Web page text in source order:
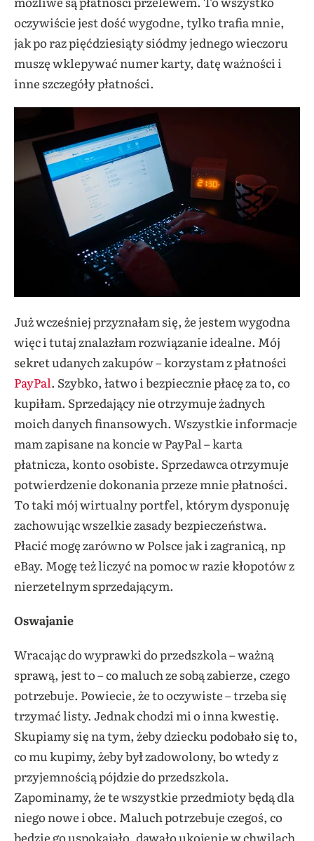
oczywiście jest dość wygodne, tylko trafia mnie,
jak po raz pięćdziesiąty siódmy jednego wieczoru
muszę wklepywać numer karty, datę ważności i
inne szczegóły płatności.
Już wcześniej przyznałam się, że jestem wygodna
więc i tutaj znalazłam rozwiązanie idealne. Mój
sekret udanych zakupów – korzystam z płatności
PayPal. Szybko, łatwo i bezpiecznie płacę za to, co
kupiłam. Sprzedający nie otrzymuje żadnych
moich danych finansowych. Wszystkie informacje
mam zapisane na koncie w PayPal – karta
płatnicza, konto osobiste. Sprzedawca otrzymuje
potwierdzenie dokonania przeze mnie płatności.
To taki mój wirtualny portfel, którym dysponuję
zachowując wszelkie zasady bezpieczeństwa.
Płacić mogę zarówno w Polsce jak i zagranicą, np
eBay. Mogę też liczyć na pomoc w razie kłopotów z
nierzetelnym sprzedającym.
Oswajanie
Wracając do wyprawki do przedszkola – ważną
sprawą, jest to – co maluch ze sobą zabierze, czego
potrzebuje. Powiecie, że to oczywiste – trzeba się
trzymać listy. Jednak chodzi mi o inna kwestię.
Skupiamy się na tym, żeby dziecku podobało się to,
co mu kupimy, żeby był zadowolony, bo wtedy z
przyjemnością pójdzie do przedszkola.
Zapominamy, że te wszystkie przedmioty będą dla
niego nowe i obce. Maluch potrzebuje czegoś, co
będzie go uspokajało, dawało ukojenie w chwilach